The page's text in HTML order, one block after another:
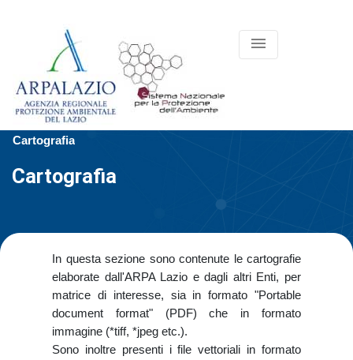
menu
Cartografia
Cartografia
In questa sezione sono contenute le cartografie
elaborate dall'ARPA Lazio e dagli altri Enti, per
matrice di interesse, sia in formato "Portable
document format" (PDF) che in formato
immagine (*tiff, *jpeg etc.).
Sono inoltre presenti i file vettoriali in formato